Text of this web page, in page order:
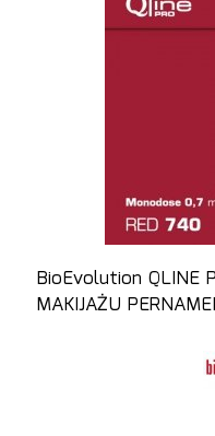
BioEvolution QLINE
MAKIJAŻU